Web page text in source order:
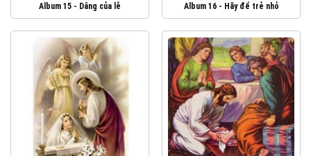
Album 15 - Dâng của lễ Album 16 - Hãy để trẻ nhỏ